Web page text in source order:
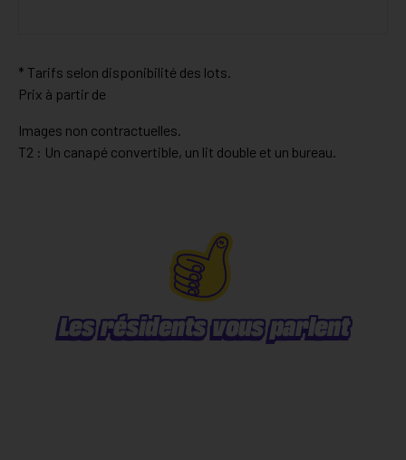
* Tarifs selon disponibilité des lots.
Prix à partir de
Images non contractuelles.
T2 : Un canapé convertible, un lit double et un bureau.
Les résidents vous parlent